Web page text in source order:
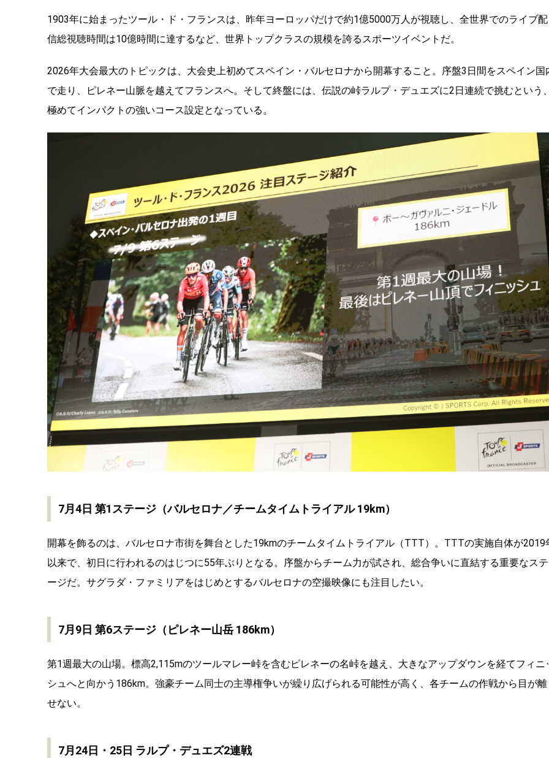
1903年に始まったツール・ド・フランスは、昨年ヨーロッパだけで約1億5000万人が視聴し、全世界でのライブ配
信総視聴時間は10億時間に達するなど、世界トップクラスの規模を誇るスポーツイベントだ。
2026年大会最大のトピックは、大会史上初めてスペイン・バルセロナから開幕すること。序盤3日間をスペイン国
で走り、ピレネー山脈を越えてフランスへ。そして終盤には、伝説の峠ラルプ・デュエズに2日連続で挑むという
極めてインパクトの強いコース設定となっている。
7月4日 第1ステージ（バルセロナ／チームタイムトライアル 19km）
開幕を飾るのは、バルセロナ市街を舞台とした19kmのチームタイムトライアル（TTT）。TTTの実施自体が2019
以来で、初日に行われるのはじつに55年ぶりとなる。序盤からチーム力が試され、総合争いに直結する重要なステ
ージだ。サグラダ・ファミリアをはじめとするバルセロナの空撮映像にも注目したい。
7月9日 第6ステージ（ピレネー山岳 186km）
第1週最大の山場。標高2,115mのツールマレー峠を含むピレネーの名峠を越え、大きなアップダウンを経てフィニ
シュへと向かう186km。強豪チーム同士の主導権争いが繰り広げられる可能性が高く、各チームの作戦から目が離
せない。
7月24日・25日 ラルプ・デュエズ2連戦